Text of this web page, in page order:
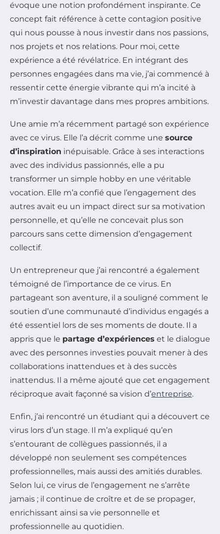
évoque une notion profondément inspirante. Ce
concept fait référence à cette contagion positive
qui nous pousse à nous investir dans nos passions,
nos projets et nos relations. Pour moi, cette
expérience a été révélatrice. En intégrant des
personnes engagées dans ma vie, j’ai commencé à
ressentir cette énergie vibrante qui m’a incité à
m’investir davantage dans mes propres ambitions.
Une amie m’a récemment partagé son expérience
avec ce virus. Elle l’a décrit comme une source
d’inspiration inépuisable. Grâce à ses interactions
avec des individus passionnés, elle a pu
transformer un simple hobby en une véritable
vocation. Elle m’a confié que l’engagement des
autres avait eu un impact direct sur sa motivation
personnelle, et qu’elle ne concevait plus son
parcours sans cette dimension d’engagement
collectif.
Un entrepreneur que j’ai rencontré a également
témoigné de l’importance de ce virus. En
partageant son aventure, il a souligné comment le
soutien d’une communauté d’individus engagés a
été essentiel lors de ses moments de doute. Il a
appris que le partage d’expériences et le dialogue
avec des personnes investies pouvait mener à des
collaborations inattendues et à des succès
inattendus. Il a même ajouté que cet engagement
réciproque avait façonné sa vision d’entreprise.
Enfin, j’ai rencontré un étudiant qui a découvert ce
virus lors d’un stage. Il m’a expliqué qu’en
s’entourant de collègues passionnés, il a
développé non seulement ses compétences
professionnelles, mais aussi des amitiés durables.
Selon lui, ce virus de l’engagement ne s’arrête
jamais ; il continue de croître et de se propager,
enrichissant ainsi sa vie personnelle et
professionnelle au quotidien.